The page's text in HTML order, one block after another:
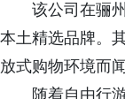
该公司在骊
本土精选品牌。
放式购物环境而闻
随着自由行